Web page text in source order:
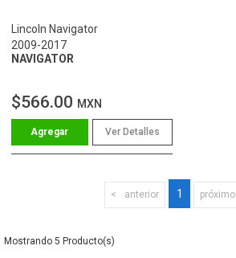
Lincoln Navigator
2009-2017
NAVIGATOR
$566.00 MXN
Ver Detalles
anterior 1 próximo
5